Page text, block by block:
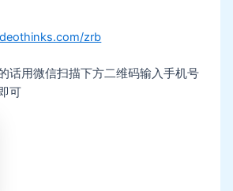
zrb
话用微信扫描下方二维码输入手机号
可